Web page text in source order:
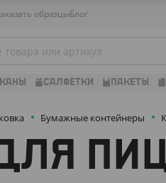
образцыБлог
САЛФЕТКИ ПАКЕТЫ
Бумажные контейнеры